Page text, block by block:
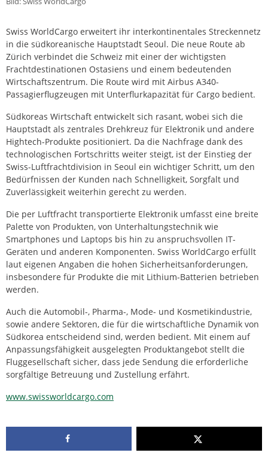
Swiss WorldCargo erweitert ihr interkontinentales Streckennetz
in die südkoreanische Hauptstadt Seoul. Die neue Route ab
Zürich verbindet die Schweiz mit einer der wichtigsten
Frachtdestinationen Ostasiens und einem bedeutenden
Wirtschaftszentrum. Die Route wird mit Airbus A340-
Passagierflugzeugen mit Unterflurkapazität für Cargo bedient.
Südkoreas Wirtschaft entwickelt sich rasant, wobei sich die
Hauptstadt als zentrales Drehkreuz für Elektronik und andere
Hightech-Produkte positioniert. Da die Nachfrage dank des
technologischen Fortschritts weiter steigt, ist der Einstieg der
Swiss-Luftfrachtdivision in Seoul ein wichtiger Schritt, um den
Bedürfnissen der Kunden nach Schnelligkeit, Sorgfalt und
Zuverlässigkeit weiterhin gerecht zu werden.
Die per Luftfracht transportierte Elektronik umfasst eine breite
Palette von Produkten, von Unterhaltungstechnik wie
Smartphones und Laptops bis hin zu anspruchsvollen IT-
Geräten und anderen Komponenten. Swiss WorldCargo erfüllt
laut eigenen Angaben die hohen Sicherheitsanforderungen,
insbesondere für Produkte die mit Lithium-Batterien betrieben
werden.
Auch die Automobil-, Pharma-, Mode- und Kosmetikindustrie,
sowie andere Sektoren, die für die wirtschaftliche Dynamik von
Südkorea entscheidend sind, werden bedient. Mit einem auf
Anpassungsfähigkeit ausgelegten Produktangebot stellt die
Fluggesellschaft sicher, dass jede Sendung die erforderliche
sorgfältige Betreuung und Zustellung erfährt.
www.swissworldcargo.com